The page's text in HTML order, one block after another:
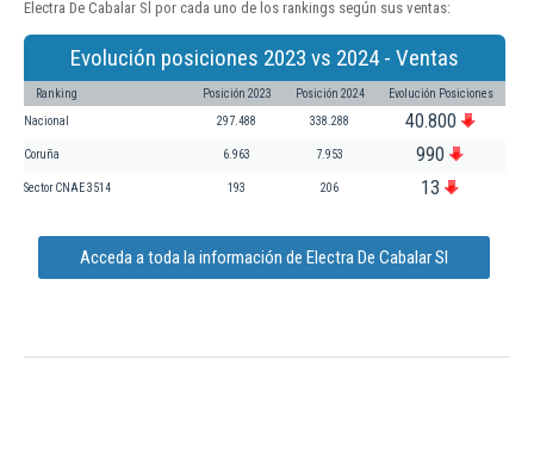
Electra De Cabalar Sl por cada uno de los rankings según sus ventas:
Evolución posiciones 2023 vs 2024 - Ventas
Ranking Posición 2023 Posición 2024 Evolución Posiciones
Nacional 297.488 338.288 40.800
Coruña 6.963 7.953 990
Sector CNAE 3514 193 206 13
Acceda a toda la información de Electra De Cabalar Sl